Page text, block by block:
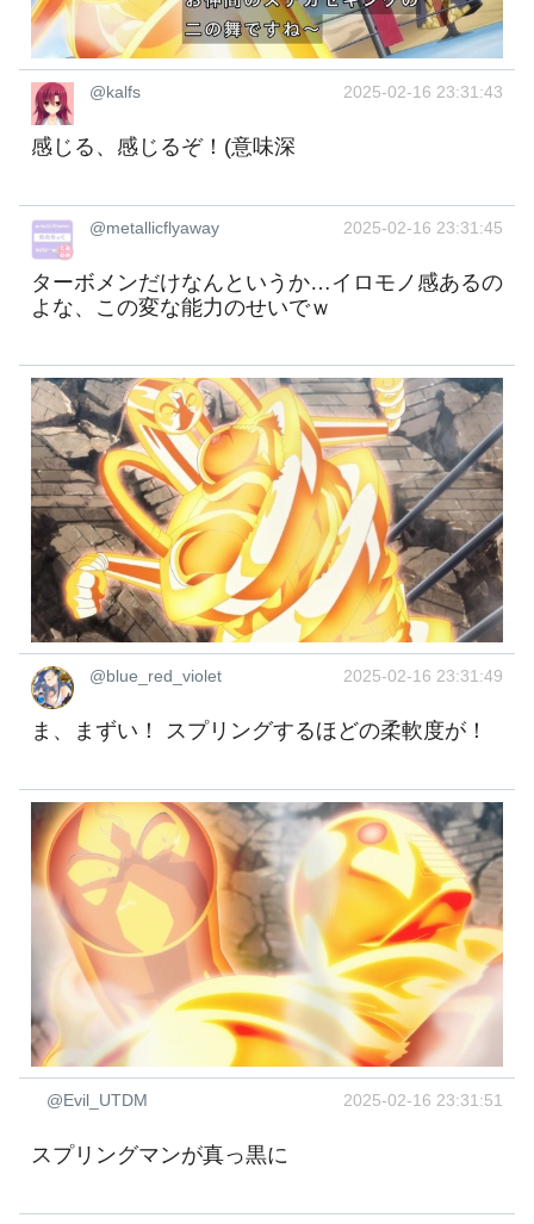
@kalfs 2025-02-16 23:31:43
感じる、感じるぞ！(意味深
@metallicflyaway 2025-02-16 23:31:45
ターボメンだけなんというか…イロモノ感あるの
よな、この変な能力のせいでｗ
@blue_red_violet 2025-02-16 23:31:49
ま、まずい！ スプリングするほどの柔軟度が！
@Evil_UTDM 2025-02-16 23:31:51
スプリングマンが真っ黒に